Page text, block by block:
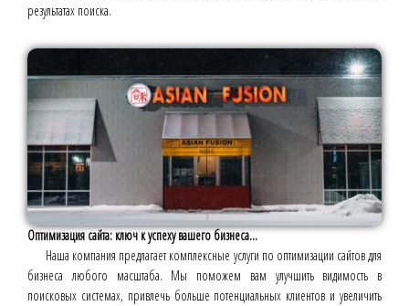
результатах поиска.
Оптимизация сайта: ключ к успеху вашего бизнеса...
Наша компания предлагает комплексные услуги по оптимизации сайтов для
бизнеса любого масштаба. Мы поможем вам улучшить видимость в
поисковых системах, привлечь больше потенциальных клиентов и увеличить